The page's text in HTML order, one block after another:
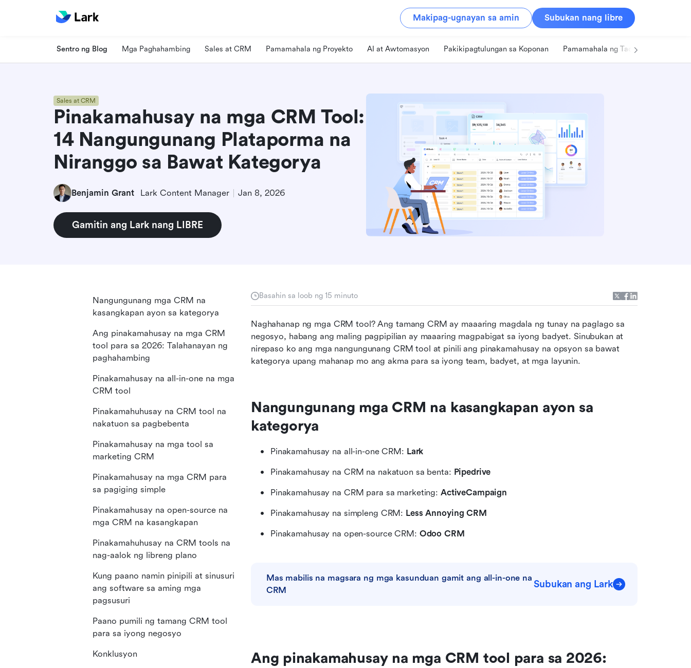
Makipag-ugnayan sa amin Subukan nang libre
Sentro ng Blog Mga Paghahambing Sales at CRM Pamamahala ng Proyekto AI at Awtomasyon Pakikipagtulungan sa Koponan Pamamahala ng Tao
Sales at CRM
Pinakamahusay na mga CRM Tool:
14 Nangungunang Plataporma na
Niranggo sa Bawat Kategorya
Benjamin Grant Lark Content Manager Jan 8, 2026
Gamitin ang Lark nang LIBRE
Basahin sa loob ng 15 minuto
Naghahanap ng mga CRM tool? Ang tamang CRM ay maaaring magdala ng tunay na paglago sa
negosyo, habang ang maling pagpipilian ay maaaring magpabigat sa iyong badyet. Sinubukan at
nirepaso ko ang mga nangungunang CRM tool at pinili ang pinakamahusay na opsyon sa bawat
kategorya upang mahanap mo ang akma para sa iyong team, badyet, at mga layunin.
Nangungunang mga CRM na kasangkapan ayon sa
kategorya
Pinakamahusay na all-in-one CRM: Lark
Pinakamahusay na CRM na nakatuon sa benta: Pipedrive
Pinakamahusay na CRM para sa marketing: ActiveCampaign
Pinakamahusay na simpleng CRM: Less Annoying CRM
Pinakamahusay na open-source CRM: Odoo CRM
Mas mabilis na magsara ng mga kasunduan gamit ang all-in-one na
CRM
Subukan ang Lark
Ang pinakamahusay na mga CRM tool para sa 2026:
Nangungunang mga CRM na
kasangkapan ayon sa kategorya
Ang pinakamahusay na mga CRM
tool para sa 2026: Talahanayan ng
paghahambing
Pinakamahusay na all-in-one na mga
CRM tool
Pinakamahuhusay na CRM tool na
nakatuon sa pagbebenta
Pinakamahusay na mga tool sa
marketing CRM
Pinakamahusay na mga CRM para
sa pagiging simple
Pinakamahusay na open-source na
mga CRM na kasangkapan
Pinakamahuhusay na CRM tools na
nag-aalok ng libreng plano
Kung paano namin pinipili at sinusuri
ang software sa aming mga
pagsusuri
Paano pumili ng tamang CRM tool
para sa iyong negosyo
Konklusyon